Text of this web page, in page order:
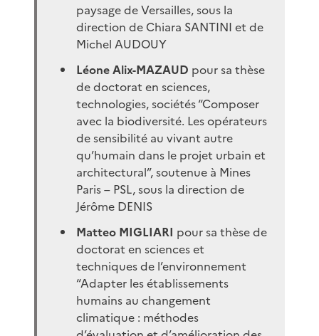
paysage de Versailles, sous la
direction de Chiara SANTINI et de
Michel AUDOUY
Léone Alix-MAZAUD pour sa thèse
de doctorat en sciences,
technologies, sociétés “Composer
avec la biodiversité. Les opérateurs
de sensibilité au vivant autre
qu’humain dans le projet urbain et
architectural”, soutenue à Mines
Paris – PSL, sous la direction de
Jérôme DENIS
Matteo MIGLIARI pour sa thèse de
doctorat en sciences et
techniques de l’environnement
“Adapter les établissements
humains au changement
climatique : méthodes